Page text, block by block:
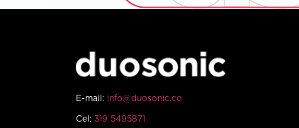
E-mail: info@duosonic.co
Cel: 319 5495871